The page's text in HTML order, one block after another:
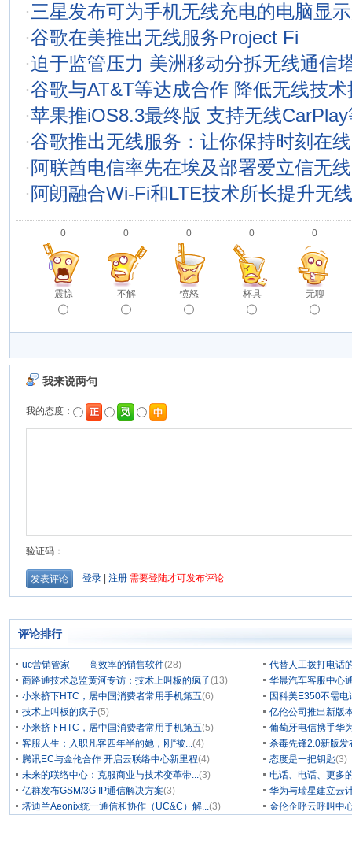
·三星发布可为手机无线充电的电脑显
·谷歌在美推出无线服务Project Fi
·迫于监管压力 美洲移动分拆无线通信
·谷歌与AT&T等达成合作 降低无线技术
·苹果推iOS8.3最终版 支持无线
·谷歌推出无线服务：让你保持时刻在线
· 阿联酋电信率先在埃及部署爱立信无
· 阿朗融合Wi-Fi和LTE技术所长提升无
0
震惊
0
不解
0
愤怒
0
杯具
0
无聊
评论排行
uc营销管家——高效率的销售软件(28)
代替人工拨打电话
商路通技术总监黄河专访：技术上叫板的疯子(13)
华晨汽车客服中心
小米挤下HTC，居中国消费者常用手机第五(6)
因科美E350不需
技术上叫板的疯子(5)
亿伦公司推出新版
小米挤下HTC，居中国消费者常用手机第五(5)
葡萄牙电信携手华
客服人生：入职凡客四年半的她，刚“被...(4)
杀毒先锋2.0新版发
腾讯EC与金伦合作 开启云联络中心新里程(4) 态度是一把钥匙(3)
未来的联络中心：克服商业与技术变革带...(3)
电话、电话、更多
亿群发布GSM/3G IP通信解决方案(3)
华为与瑞星建立云
塔迪兰Aeonix统一通信和协作（UC&C）解...(3) 金伦企呼云呼叫中